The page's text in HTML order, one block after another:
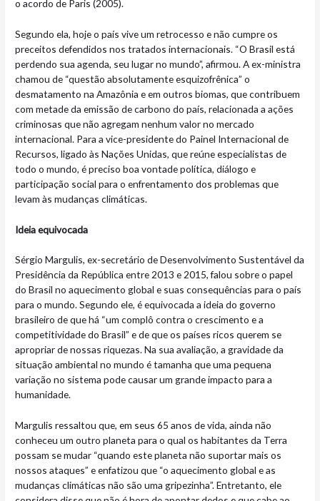
o acordo de Paris (2005).
Segundo ela, hoje o país vive um retrocesso e não cumpre os
preceitos defendidos nos tratados internacionais. “O Brasil está
perdendo sua agenda, seu lugar no mundo”, afirmou. A ex-ministra
chamou de “questão absolutamente esquizofrênica” o
desmatamento na Amazônia e em outros biomas, que contribuem
com metade da emissão de carbono do país, relacionada a ações
criminosas que não agregam nenhum valor no mercado
internacional. Para a vice-presidente do Painel Internacional de
Recursos, ligado às Nações Unidas, que reúne especialistas de
todo o mundo, é preciso boa vontade política, diálogo e
participação social para o enfrentamento dos problemas que
levam às mudanças climáticas.
Ideia equivocada
Sérgio Margulis, ex-secretário de Desenvolvimento Sustentável da
Presidência da República entre 2013 e 2015, falou sobre o papel
do Brasil no aquecimento global e suas consequências para o país
para o mundo. Segundo ele, é equivocada a ideia do governo
brasileiro de que há “um complô contra o crescimento e a
competitividade do Brasil” e de que os países ricos querem se
apropriar de nossas riquezas. Na sua avaliação, a gravidade da
situação ambiental no mundo é tamanha que uma pequena
variação no sistema pode causar um grande impacto para a
humanidade.
Margulis ressaltou que, em seus 65 anos de vida, ainda não
conheceu um outro planeta para o qual os habitantes da Terra
possam se mudar “quando este planeta não suportar mais os
nossos ataques” e enfatizou que “o aquecimento global e as
mudanças climáticas não são uma gripezinha”. Entretanto, ele